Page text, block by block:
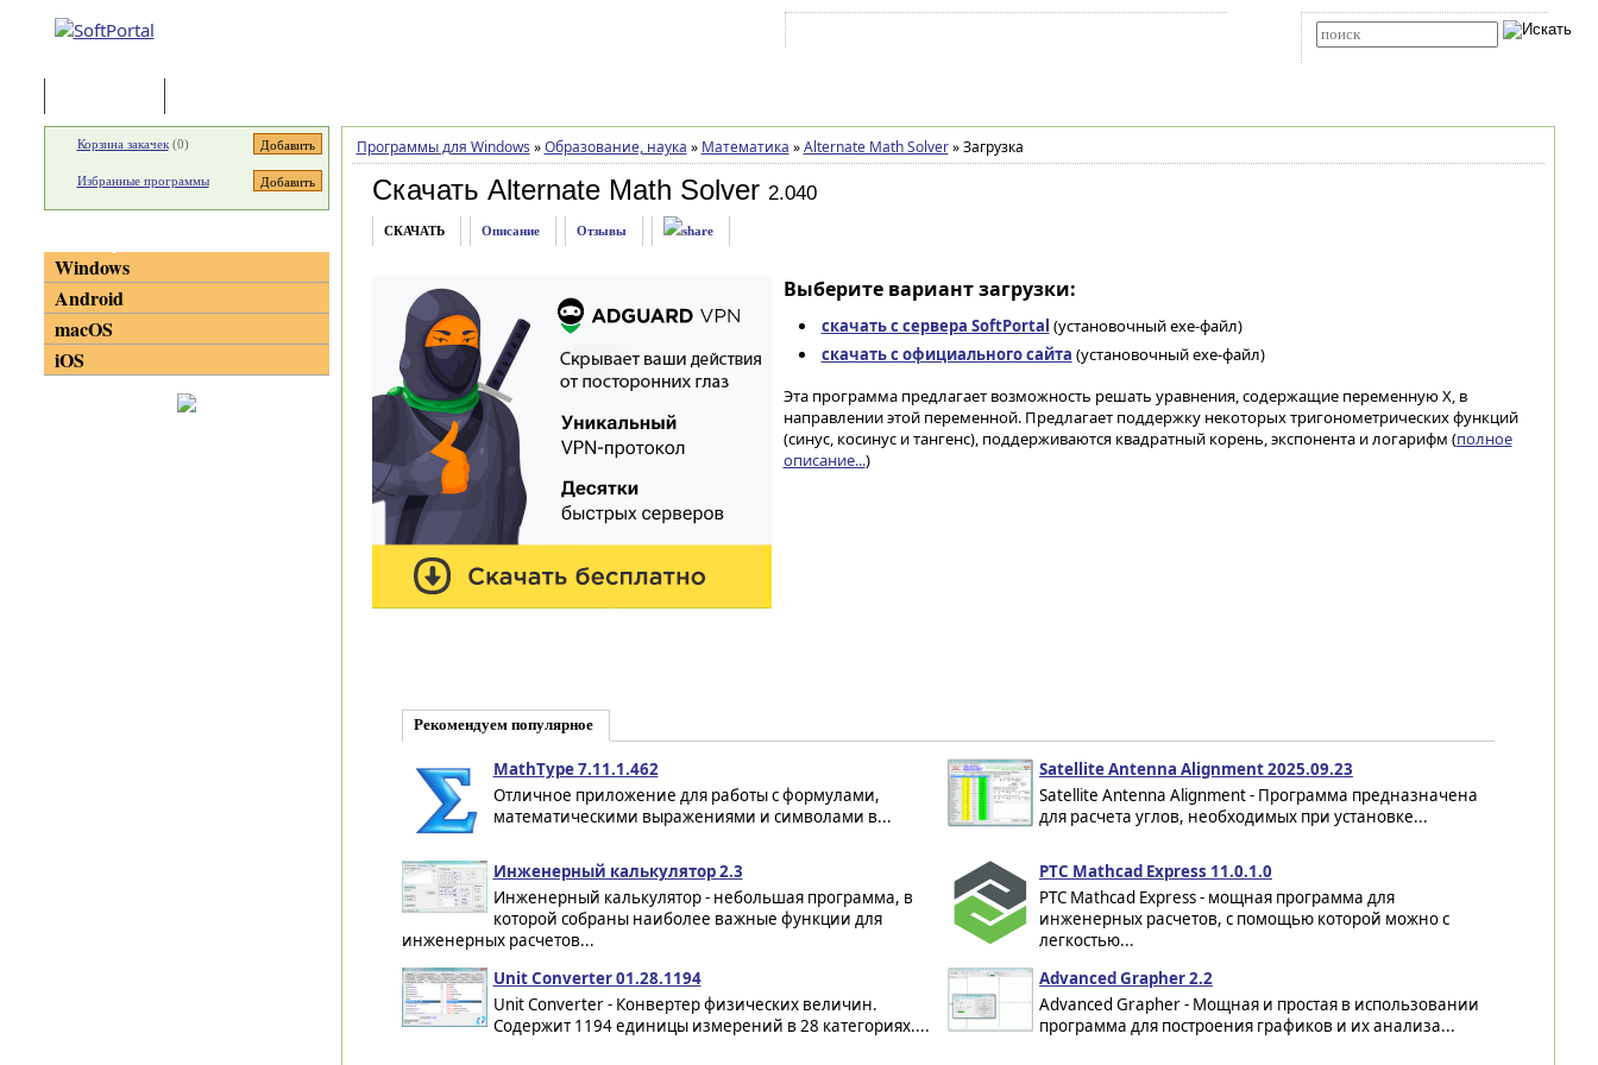
Программы для Windows » Образование, наука » Математика » Alternate Math Solver »Загрузка
Скачать Alternate Math Solver 2.040
СКАЧАТЬ Описание Отзывы
Выберите вариант загрузки:
скачать с сервера SoftPortal (установочный exe-файл)
скачать с официального сайта (установочный exe-файл)
Эта программа предлагает возможность решать уравнения, содержащие переменную X, в
направлении этой переменной. Предлагает поддержку некоторых тригонометрических функций
(синус, косинус и тангенс), поддерживаются квадратный корень, экспонента и логарифм (полное
описание...)
Рекомендуем популярное
MathType 7.11.1.462
Отличное приложение для работы с формулами,
математическими выражениями и символами в...
Satellite Antenna Alignment 2025.09.23
Satellite Antenna Alignment - Программа предназначена
для расчета углов, необходимых при установке...
Инженерный калькулятор 2.3
Инженерный калькулятор - небольшая программа, в
которой собраны наиболее важные функции для
инженерных расчетов...
PTC Mathcad Express 11.0.1.0
PTC Mathcad Express - мощная программа для
инженерных расчетов, с помощью которой можно с
легкостью...
Unit Converter 01.28.1194
Unit Converter - Конвертер физических величин.
Cодержит 1194 единицы измерений в 28 категориях....
Advanced Grapher 2.2
Advanced Grapher - Мощная и простая в использовании
программа для построения графиков и их анализа...
Корзина закачек(0)
Избранные программы
Windows
Android
macOS
iOS